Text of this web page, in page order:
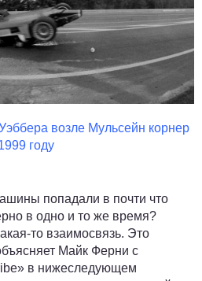
возле Мульсейн корнер
году
попадали в почти что
в одно и то же время?
то взаимосвязь. Это
Майк Ферни с
в нижеследующем